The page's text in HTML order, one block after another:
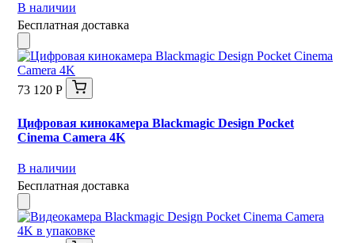
В наличии
Бесплатная доставка
73 120 Р
Цифровая кинокамера Blackmagic Design Pocket
Cinema Camera 4K
В наличии
Бесплатная доставка